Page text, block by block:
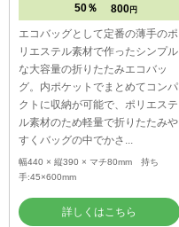
50％ 800 円
エコバッグとして定番の薄手のポ
リエステル素材で作ったシンプル
な大容量の折りたたみエコバッ
グ。内ポケットでまとめてコンパ
クトに収納が可能で、ポリエステ
ル素材のため軽量で折りたたみや
すくバッグの中でかさ...
幅440 × 縦390 × マチ80mm 持ち
手:45×600mm
詳しくはこちら